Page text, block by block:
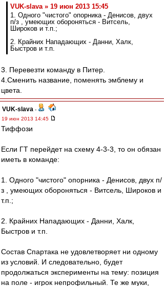
VUK-slava » 19 июн 2013 15:45
1. Одного "чистого" опорника - Денисов, двух
п/з , умеющих обороняться - Витсель,
Широков и т.п.;
2. Крайних Нападающих - Данни, Халк,
Быстров и т.п.
3. Перевезти команду в Питер.
4.Сменить название, поменять эмблему и
цвета.
VUK-slava -
19 июн 2013 14:45
Тиффози
Если ГТ перейдет на схему 4-3-3, то он обязан
иметь в команде:
1. Одного "чистого" опорника - Денисов, двух п/
з , умеющих обороняться - Витсель, Широков и
т.п.;
2. Крайних Нападающих - Данни, Халк,
Быстров и т.п.
Состав Спартака не удовлетворяет ни одному
из условий. И следовательно, будет
продолжаться эксперименты на тему: позиция
на поле - игрок непрофильный. Те же муки,